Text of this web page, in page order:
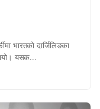
भारतको दार्जिलिङका
यसक...